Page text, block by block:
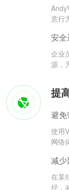
意行
安
企业
源，
提
避
使用
网络
减少
在某
径，